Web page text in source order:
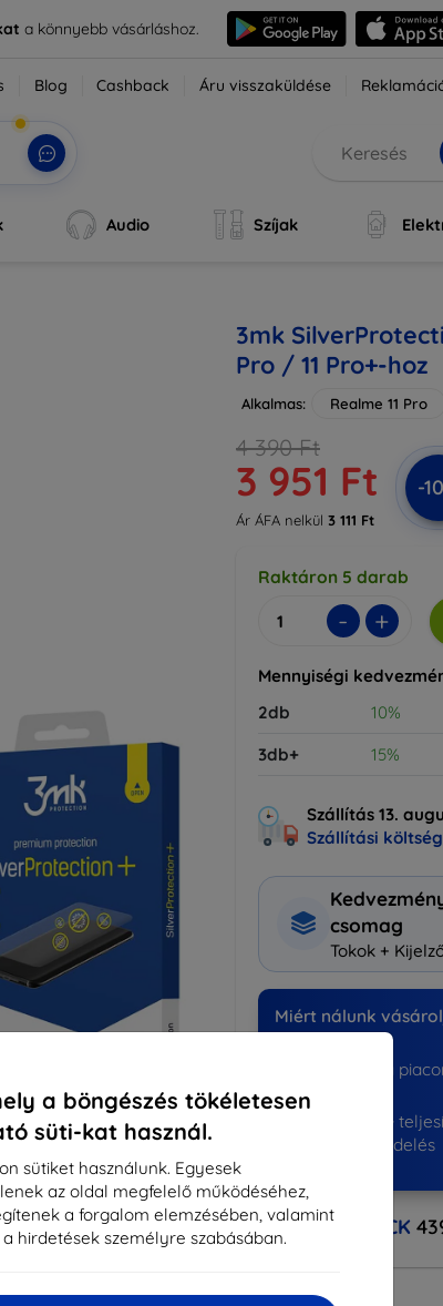
a könnyebb vásárláshoz.
a böngészés tökéletesen
süti-kat használ.
sütiket használunk. Egyesek
az oldal megfelelő működéséhez,
a forgalom elemzésében, valamint
hirdetések személyre szabásában.
Blog Cashback Áru visszaküldése
Audio Szíjak
3mk
Pro / 11 Pro+-hoz
Alkalmas: Realme 11 Pro
4 390 Ft
3 951 Ft
Ár ÁFA nelkül 3 111 Ft
-
Raktáron 5 darab
- +
Mennyiségi
2db
10%
3db+
15%
Szállítás 13.
Szállítási
csomag
Tokok +
Miért nálunk
éve a
819530+
megrendelés
CASHBACK
Márka